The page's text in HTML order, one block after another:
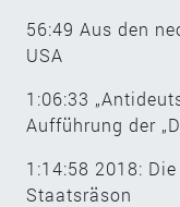
56:49 Aus den
USA
1:06:33
Aufführung der
1:14:58 2018:
Staatsräson